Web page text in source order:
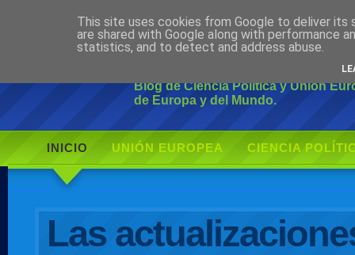
Ciudadano
Blog de Ciencia Política y Unión
de Europa y del Mundo.
INICIO UNIÓN EUROPEA CIENCIA
Las
This site uses cookies from Google to deliver its
are shared with Google along with performance
statistics, and to detect and address abuse.